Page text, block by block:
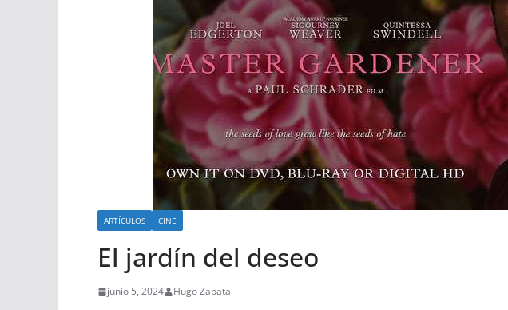
ARTÍCULOS CINE
El jardín del deseo
junio 5, 2024 Hugo Zapata